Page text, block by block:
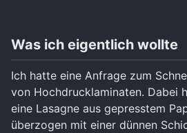
Was ich eigentlich wollte
Ich hatte eine Anfrage zum
von Hochdrucklaminaten. Dabei
eine Lasagne aus gepresstem
überzogen mit einer dünnen